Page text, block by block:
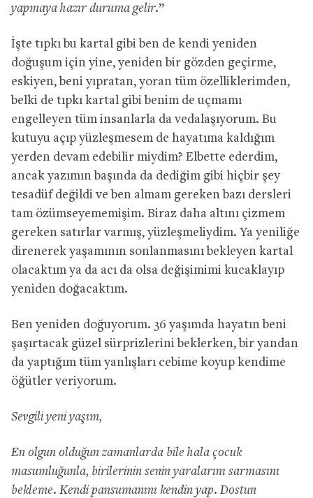
yapmaya hazır duruma gelir.”
İşte tıpkı bu kartal gibi ben de kendi yeniden
doğuşum için yine, yeniden bir gözden geçirme,
eskiyen, beni yıpratan, yoran tüm özelliklerimden,
belki de tıpkı kartal gibi benim de uçmamı
engelleyen tüm insanlarla da vedalaşıyorum. Bu
kutuyu açıp yüzleşmesem de hayatıma kaldığım
yerden devam edebilir miydim? Elbette ederdim,
ancak yazımın başında da dediğim gibi hiçbir şey
tesadüf değildi ve ben almam gereken bazı dersleri
tam özümseyememişim. Biraz daha altını çizmem
gereken satırlar varmış, yüzleşmeliydim. Ya yeniliğe
direnerek yaşamının sonlanmasını bekleyen kartal
olacaktım ya da acı da olsa değişimimi kucaklayıp
yeniden doğacaktım.
Ben yeniden doğuyorum. 36 yaşımda hayatın beni
şaşırtacak güzel sürprizlerini beklerken, bir yandan
da yaptığım tüm yanlışları cebime koyup kendime
öğütler veriyorum.
Sevgili yeni yaşım,
En olgun olduğun zamanlarda bile hala çocuk
masumluğunla, birilerinin senin yaralarını sarmasını
bekleme. Kendi pansumanını kendin yap. Dostun